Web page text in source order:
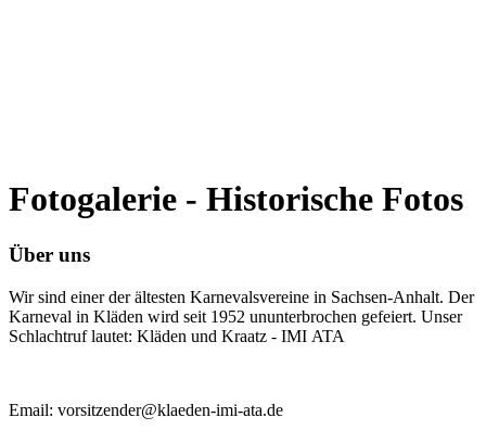
Fotogalerie - Historische Fotos
Über uns
Wir sind einer der ältesten Karnevalsvereine in Sachsen-Anhalt. Der
Karneval in Kläden wird seit 1952 ununterbrochen gefeiert. Unser
Schlachtruf lautet: Kläden und Kraatz - IMI ATA
Email: vorsitzender@klaeden-imi-ata.de